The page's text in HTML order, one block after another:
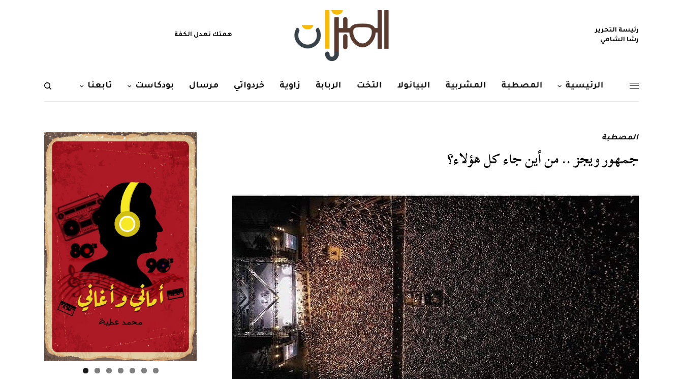
رئيسة التحرير
رشا الشامي
همتك نعدل الكفة
الرئيسية المصطبة المشربية البيانولا التخت الربابة زاوية خردواتي مرسال بودكاست تابعنا
المصطبة
جمهور ويجز .. من أين جاء كل هؤلاء؟